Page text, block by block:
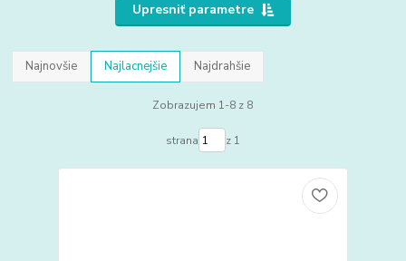
Upresniť parametre
Najnovšie Najlacnejšie Najdrahšie
Zobrazujem 1-8 z 8
strana z 1